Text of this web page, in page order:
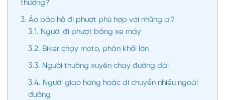
thường?
3. Áo bảo hộ đi phượt phù hợp với những ai?
3.1. Người đi phượt bằng xe máy
3.2. Biker chạy moto, phân khối lớn
3.3. Người thường xuyên chạy đường dài
3.4. Người giao hàng hoặc di chuyển nhiều ngoài
đường